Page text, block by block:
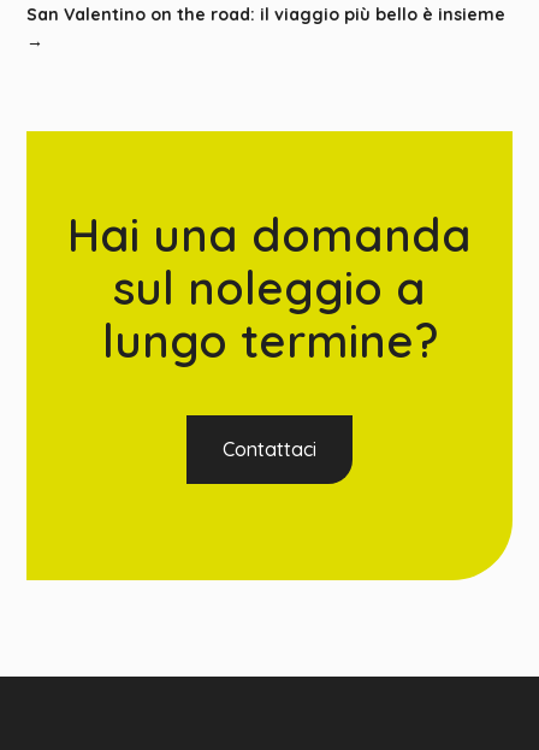
San Valentino on the road: il viaggio più bello è insieme
→
Hai una domanda
sul noleggio a
lungo termine?
Contattaci